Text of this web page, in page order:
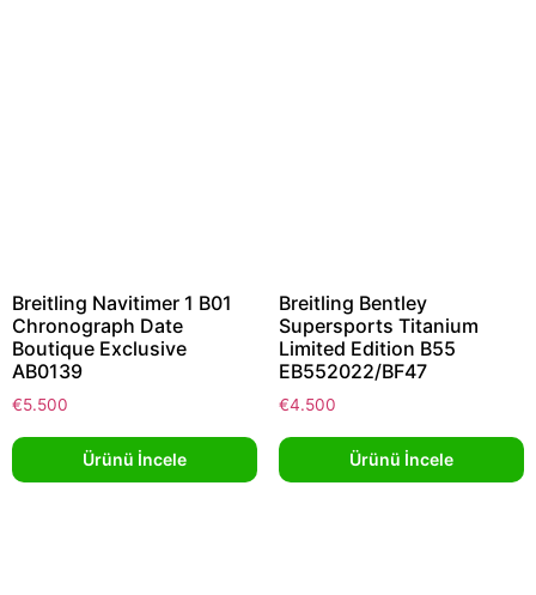
Breitling Navitimer 1 B01
Chronograph Date
Boutique Exclusive
AB0139
€5.500
Ürünü İncele
Breitling Bentley
Supersports Titanium
Limited Edition B55
EB552022/BF47
€4.500
Ürünü İncele